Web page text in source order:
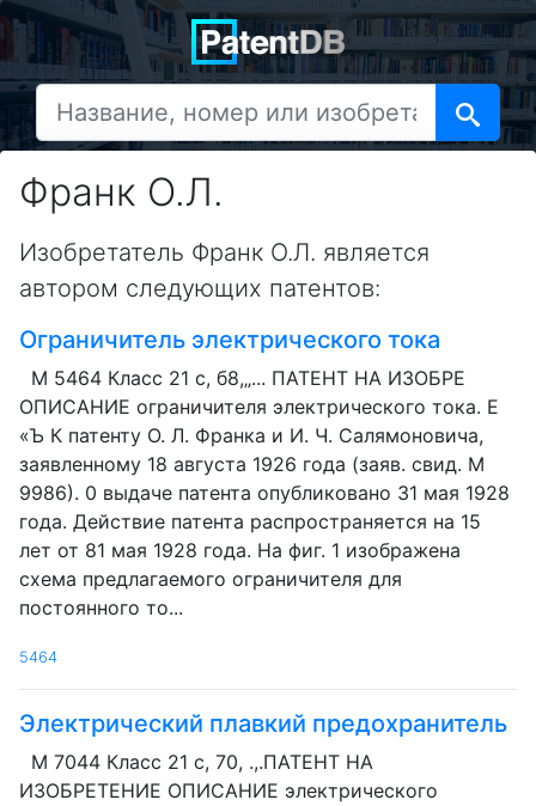
Франк О.Л.
Изобретатель Франк О.Л. является
автором следующих патентов:
Ограничитель электрического тока
М 5464 Класс 21 с, б8,„... ПАТЕНТ НА ИЗОБРЕ
ОПИСАНИЕ ограничителя электрического тока. Е
«Ъ К патенту О. Л. Франка и И. Ч. Салямоновича,
заявленному 18 августа 1926 года (заяв. свид. М
9986). 0 выдаче патента опубликовано 31 мая 1928
года. Действие патента распространяется на 15
лет от 81 мая 1928 года. На фиг. 1 изображена
схема предлагаемого ограничителя для
постоянного то...
5464
Электрический плавкий предохранитель
М 7044 Класс 21 с, 70, .,.ПАТЕНТ НА
ИЗОБРЕТЕНИЕ ОПИСАНИЕ электрического